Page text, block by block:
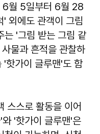
6월 5일부터 6월 28
외에도 관객이 그림
는 '그림 받는 그림 같
물과 흔적을 관찰하
'핫가이 글루맨'도 함
스스로 활동을 이어
'핫가이 글루맨'은